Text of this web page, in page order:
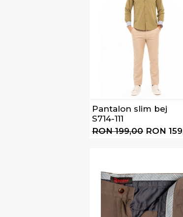
Pantalon slim bej
S714-111
RON 199,00 RON